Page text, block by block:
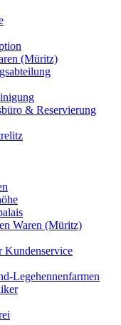
(Müritz)
& Reservierung
Waren (Müritz)
Kundenservice
Legehennenfarmen